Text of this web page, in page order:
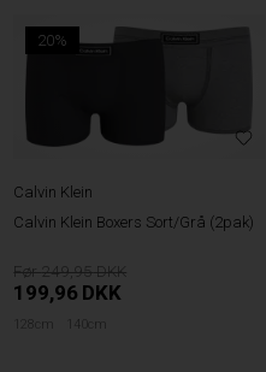
20%
Calvin Klein
Calvin Klein Boxers Sort/Grå (2pak)
249,95
199,96 DKK
128cm 140cm